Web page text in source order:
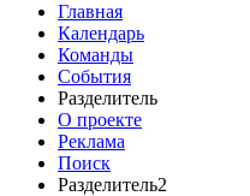
Главная
Календарь
Команды
События
Разделитель
О проекте
Реклама
Поиск
Разделитель2